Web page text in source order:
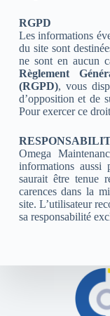
RGPD
Les informations
du site sont
ne sont en aucun
Règlement
(RGPD), vous
d’opposition et de
Pour exercer ce
Omega
informations aussi
saurait être tenue
carences dans la
site. L’utilisateur
sa responsabilité